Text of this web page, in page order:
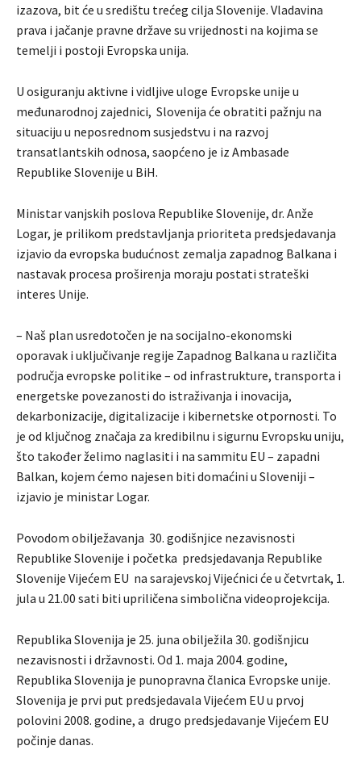
izazova, bit će u središtu trećeg cilja Slovenije. Vladavina
prava i jačanje pravne države su vrijednosti na kojima se
temelji i postoji Evropska unija.
U osiguranju aktivne i vidljive uloge Evropske unije u
međunarodnoj zajednici, Slovenija će obratiti pažnju na
situaciju u neposrednom susjedstvu i na razvoj
transatlantskih odnosa, saopćeno je iz Ambasade
Republike Slovenije u BiH.
Ministar vanjskih poslova Republike Slovenije, dr. Anže
Logar, je prilikom predstavljanja prioriteta predsjedavanja
izjavio da evropska budućnost zemalja zapadnog Balkana i
nastavak procesa proširenja moraju postati strateški
interes Unije.
– Naš plan usredotočen je na socijalno-ekonomski
oporavak i uključivanje regije Zapadnog Balkana u različita
područja evropske politike – od infrastrukture, transporta i
energetske povezanosti do istraživanja i inovacija,
dekarbonizacije, digitalizacije i kibernetske otpornosti. To
je od ključnog značaja za kredibilnu i sigurnu Evropsku uniju,
što također želimo naglasiti i na sammitu EU – zapadni
Balkan, kojem ćemo najesen biti domaćini u Sloveniji –
izjavio je ministar Logar.
Povodom obilježavanja 30. godišnjice nezavisnosti
Republike Slovenije i početka predsjedavanja Republike
Slovenije Vijećem EU na sarajevskoj Vijećnici će u četvrtak, 1.
jula u 21.00 sati biti upriličena simbolična videoprojekcija.
Republika Slovenija je 25. juna obilježila 30. godišnjicu
nezavisnosti i državnosti. Od 1. maja 2004. godine,
Republika Slovenija je punopravna članica Evropske unije.
Slovenija je prvi put predsjedavala Vijećem EU u prvoj
polovini 2008. godine, a drugo predsjedavanje Vijećem EU
počinje danas.